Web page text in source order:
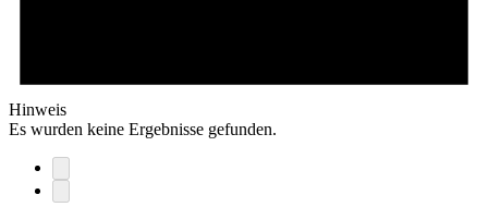
Hinweis
Es wurden keine Ergebnisse gefunden.